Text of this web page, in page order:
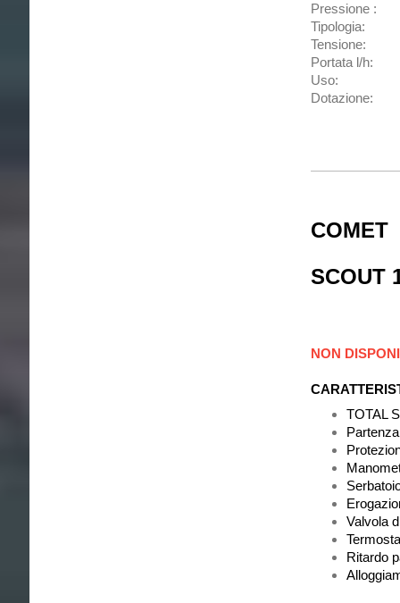
Pressione :
Tipologia:
Tensione:
Portata l/h:
Uso:
Dotazione:
COMET
SCOUT
NON
TOTAL
Valvola
Ritardo